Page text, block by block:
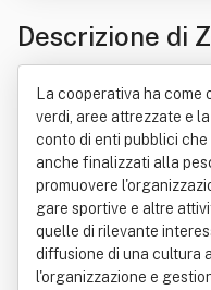
Descrizione di
tiva Sociale
La cooperativa ha come
verdi, aree attrezzate e
conto di enti pubblici che
anche finalizzati alla
promuovere
gare sportive e altre
quelle di rilevante
diffusione di una cultura
l'organizzazione e